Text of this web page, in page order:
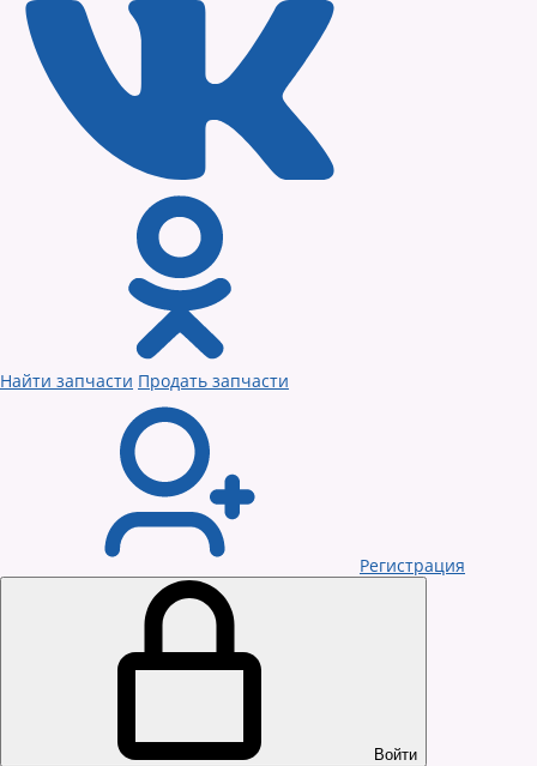
Найти запчасти Продать запчасти
Регистрация
Войти